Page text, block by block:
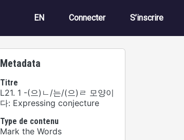
EN Menu du compte
Connecter S’inscrire
Metadata
Titre
L21. 1 -(으)ㄴ/는/(으)ㄹ 모양이
다: Expressing conjecture
Type de contenu
Mark the Words